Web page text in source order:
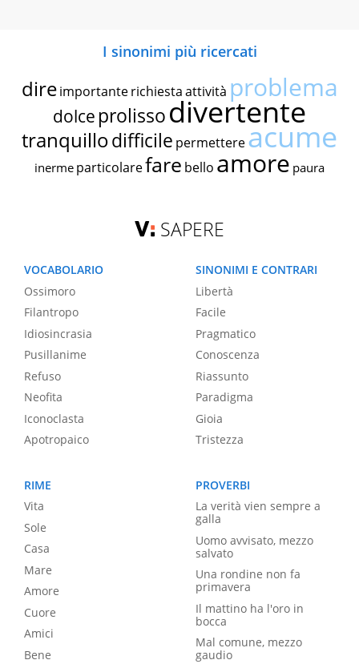
I sinonimi più ricercati
dire importante richiestaattività problema
dolce prolissodivertente
tranquillodifficile permettereacume
inerme particolarefare bello amore paura
SAPERE
VOCABOLARIO
Ossimoro
Filantropo
Idiosincrasia
Pusillanime
Refuso
Neofita
Iconoclasta
Apotropaico
SINONIMI E CONTRARI
Libertà
Facile
Pragmatico
Conoscenza
Riassunto
Paradigma
Gioia
Tristezza
RIME
Vita
Sole
Casa
Mare
Amore
Cuore
Amici
Bene
PROVERBI
La verità vien sempre a
galla
Uomo avvisato, mezzo
salvato
Una rondine non fa
primavera
Il mattino ha l'oro in
bocca
Mal comune, mezzo
gaudio